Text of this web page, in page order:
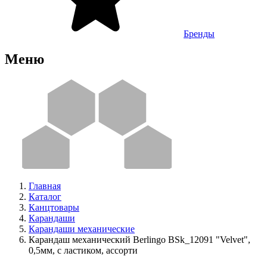
Бренды
Меню
Главная
Каталог
Канцтовары
Карандаши
Карандаши механические
Карандаш механический Berlingo BSk_12091 "Velvet",
0,5мм, с ластиком, ассорти